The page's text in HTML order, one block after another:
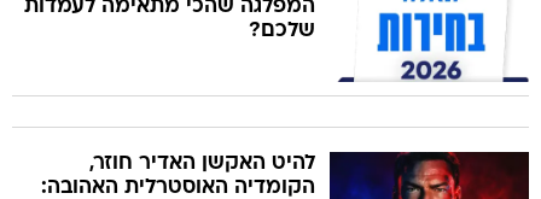
המפלגה שהכי מתאימה לעמדות
שלכם?
להיט האקשן האדיר חוזר,
הקומדיה האוסטרלית האהובה: